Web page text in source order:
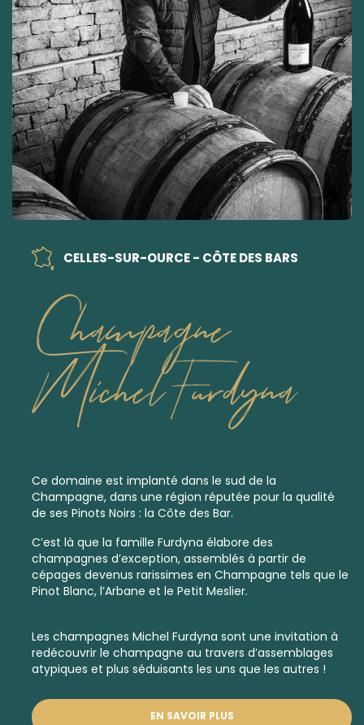
CELLES-SUR-OURCE - CÔTE DES BARS
Champagne
Michel Furdyna
Ce domaine est implanté dans le sud de la
Champagne, dans une région réputée pour la qualité
de ses Pinots Noirs : la Côte des Bar.
C’est là que la famille Furdyna élabore des
champagnes d’exception, assemblés à partir de
cépages devenus rarissimes en Champagne tels que le
Pinot Blanc, l’Arbane et le Petit Meslier.
Les champagnes Michel Furdyna sont une invitation à
redécouvrir le champagne au travers d’assemblages
atypiques et plus séduisants les uns que les autres !
EN SAVOIR PLUS